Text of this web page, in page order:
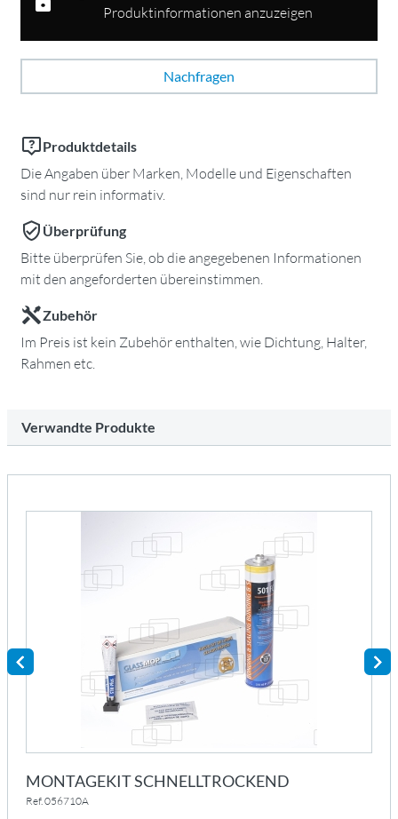
Produktinformationen anzuzeigen
Nachfragen
Produktdetails
Die Angaben über Marken, Modelle und Eigenschaften
sind nur rein informativ.
Überprüfung
Bitte überprüfen Sie, ob die angegebenen Informationen
mit den angeforderten übereinstimmen.
Zubehör
Im Preis ist kein Zubehör enthalten, wie Dichtung, Halter,
Rahmen etc.
Verwandte Produkte
MONTAGEKIT SCHNELLTROCKEND
Ref. 056710A